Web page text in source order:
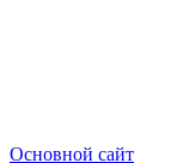
Основной сайт